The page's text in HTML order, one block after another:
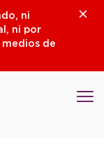
ni
ni por
medios de